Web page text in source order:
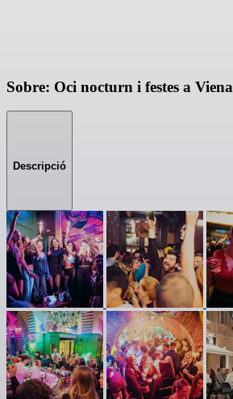
Sobre: Oci nocturn i festes a Viena
Descripció